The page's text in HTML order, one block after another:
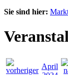
Sie sind hier:
April